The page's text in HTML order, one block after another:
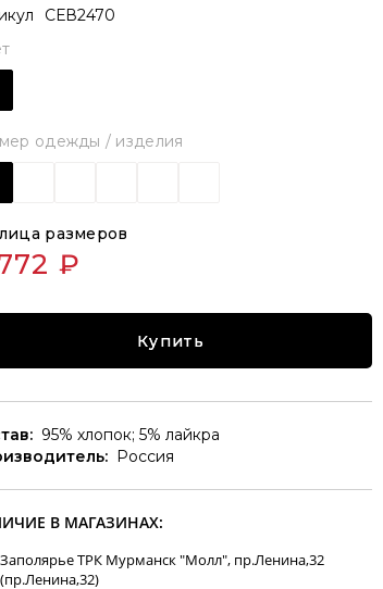
СЕВ2470
одежды / изделия
размеров
₽
Купить
95% хлопок; 5% лайкра
Россия
В МАГАЗИНАХ:
Заполярье ТРК Мурманск "Молл", пр.Ленина,32
(пр.Ленина,32)